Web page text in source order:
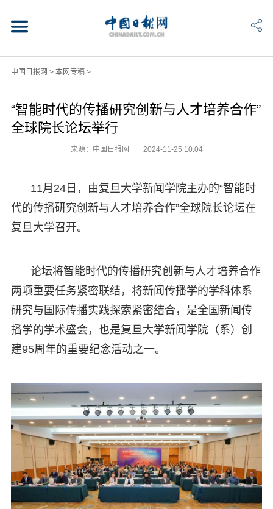
中国日报网 > 本网专稿>
“智能时代的传播研究创新与人才培养合作”
全球院长论坛举行
来源：中国日报网 2024-11-25 10:04
11月24日，由复旦大学新闻学院主办的“智能时
代的传播研究创新与人才培养合作”全球院长论坛在
复旦大学召开。
论坛将智能时代的传播研究创新与人才培养合作
两项重要任务紧密联结，将新闻传播学的学科体系
研究与国际传播实践探索紧密结合，是全国新闻传
播学的学术盛会，也是复旦大学新闻学院（系）创
建95周年的重要纪念活动之一。